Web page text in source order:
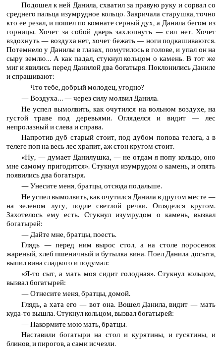
Подошел к ней Данила, схватил за правую руку и сорвал со
среднего пальца изумрудное кольцо. Закричала старушка, точно
кто ее резал, и пошел по комнате серный дух, а Данила бегом из
горницы. Хочет за собой дверь захлопнуть — сил нет. Хочет
вздохнуть — воздуха нет, хочет бежать — ноги подкашиваются.
Потемнело у Данилы в глазах, помутилось в голове, и упал он на
сыру землю… А как падал, стукнул кольцом о камень. В тот же
миг и явились перед Данилой два богатыря. Поклонились Даниле
и спрашивают:
— Что тебе, добрый молодец, угодно?
— Воздуха… — через силу молвил Данила.
Не успел вымолвить, как очутился на вольном воздухе, на
густой траве под деревьями. Огляделся и видит — лес
непролазный и слева и справа.
Напротив дуб старый стоит, под дубом попова телега, а в
телеге поп на весь лес храпит, аж стон кругом стоит.
«Ну, — думает Данилушка, — не отдам я попу кольцо, оно
мне самому пригодится». Стукнул изумрудом о камень, и опять
появились два богатыря.
— Унесите меня, братцы, отсюда подальше.
Не успел вымолвить, как очутился Данила в другом месте —
на зеленом лугу, подле светлой речки. Огляделся кругом.
Захотелось ему есть. Стукнул изумрудом о камень, вызвал
богатырей:
— Дайте мне, братцы, поесть.
Глядь — перед ним вырос стол, а на столе поросенок
жареный, хлеб пшеничный и бутылка вина. Поел Данила досыта,
выпил вина сладкого и подумал:
«Я-то сыт, а мать моя сидит голодная». Стукнул кольцом,
вызвал богатырей:
— Отнесите меня, братцы, домой.
Глядь, а хата его — вот она. Вошел Данила, видит — мать
куда-то вышла. Стукнул кольцом, вызвал богатырей:
— Накормите мою мать, братцы.
Наставили богатыри на стол и курятины, и гусятины, и
блинов, и пирогов, а сами исчезли.